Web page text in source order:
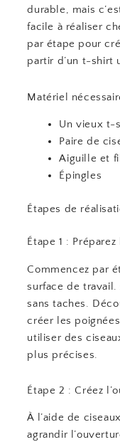
durable, mais
facile à réaliser
par étape pour
partir d’un t-shirt
Matériel
Un vieux t-
Paire de
Aiguille et
Épingles
Étapes de
Étape 1 :
Commencez par
surface de
sans taches.
créer les
utiliser des
plus précises.
Étape 2 : Créez
À l’aide de
agrandir